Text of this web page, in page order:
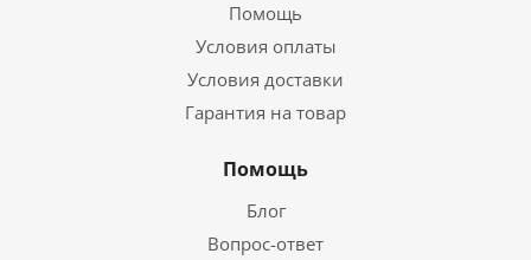
Помощь
Условия оплаты
Условия доставки
Гарантия на товар
Помощь
Блог
Вопрос-ответ